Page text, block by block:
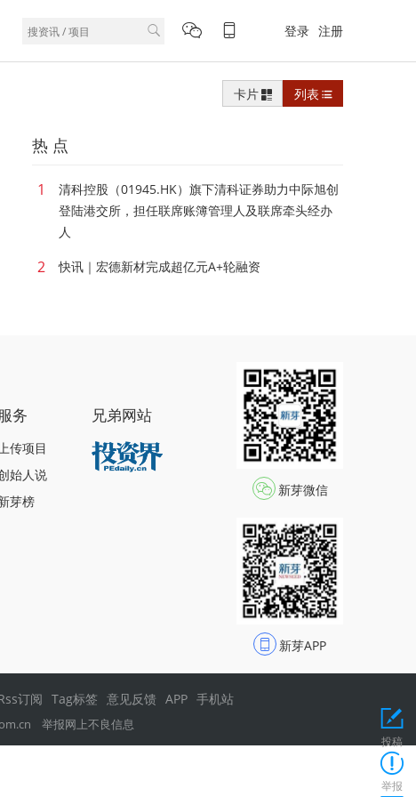
登录 注册
卡片 列表
热 点
1
清科控股（01945.HK）旗下清科证券助力中际旭创
登陆港交所，担任联席账簿管理人及联席牵头经办
人
2 快讯｜宏德新材完成超亿元A+轮融资
务
传项目
始人说
芽榜
兄弟网站
新芽微信
新芽APP
订阅 Tag标签 意见反馈 APP 手机站
举报网上不良信息
投稿
举报